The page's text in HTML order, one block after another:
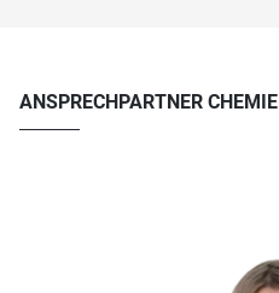
ANSPRECHPARTNER CHEMIE